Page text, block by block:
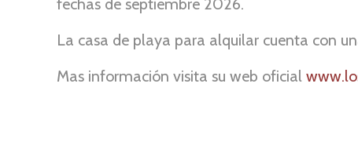
fechas de septiembre 2026.
La casa de playa para alquilar cuenta con
Mas información visita su web oficial